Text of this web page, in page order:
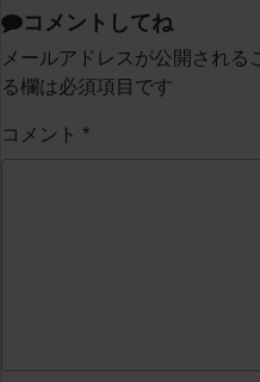
コメントしてね
メールアドレスが公開される
る欄は必須項目です
コメント *